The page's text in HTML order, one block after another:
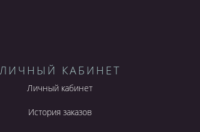
ЛИЧНЫЙ КАБИНЕТ
Личный кабинет
История заказов